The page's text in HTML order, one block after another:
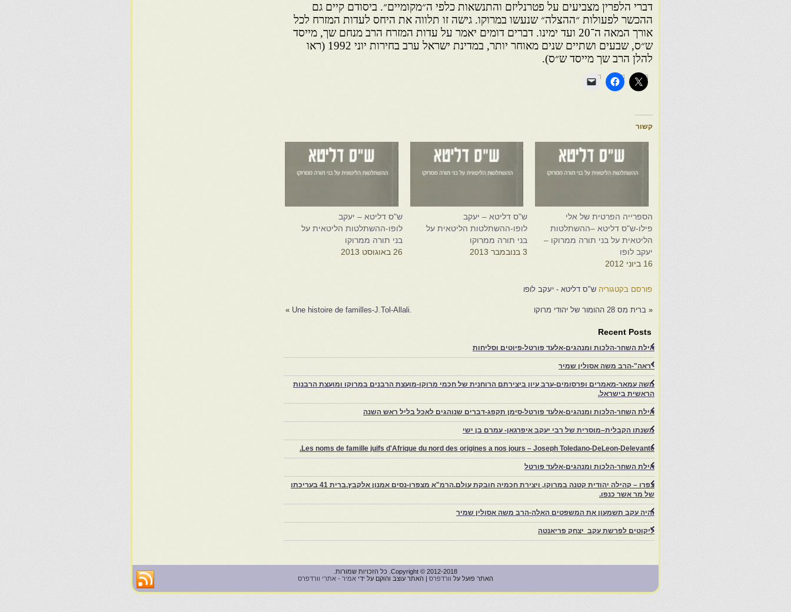
דברי הלפרין מצביעים על פטרנליזם והתנשאות כלפי ה״מקומיים״. ביסודם קיים גם
ההכשר לפעולות ״ההצלה״ שנעשו במרוקו. גישה זו תלווה את היחס לעדות המזרח לכל
אורך המאה ה־20 ועד ימינו. דברים דומים יאמר על עדות המזרח הרב מנחם שך, מייסד
ש״ס, שבעים ושתיים שנים מאוחר יותר, במדינת ישראל ערב בחירות יוני 1992 (ראו
להלן הרב שך מייסד ש״ס).
קשור
הספרייה הפרטית של אלי
פילו-ש"ס דליטא –ההשתלטות
הליטאית על בני תורה ממרוקו –
יעקב לופו
16 ביוני 2012
ש"ס דליטא – יעקב
לופו-ההשתלטות הליטאית על
בני תורה ממרוקו
3 בנובמבר 2013
ש"ס דליטא – יעקב
לופו-ההשתלטות הליטאית על
בני תורה ממרוקו
26 באוגוסט 2013
פורסם בקטגוריה ש"ס דליטא - יעקב לופו
« ברית מס 28 ההומור של יהודי מרוקו .Une histoire de familles-J.Tol-Allali
»
Recent Posts
אילת השחר-הלכות ומנהגים-אלעד פורטל-פיוטים וסליחות
"ראה"-הרב משה אסולין שמיר
משה עמאר-מאמרים ופרסומים-ערב עיון ביצירתם הרוחנית של חכמי מרוקו-מועצת הרבנים במרוקו ומועצת הרבנות
הראשית בישראל.
אילת השחר-הלכות ומנהגים-אלעד פורטל-סימן תקפג-דברים שנוהגים לאכל בליל ראש השנה
משנתו הקבלית–מוסרית של רבי יעקב איפרגאן- עמרם בן ישי
Les noms de famille juifs d'Afrique du nord des origines a nos jours – Joseph Toledano-DeLeon-Delevante.
אילת השחר-הלכות ומנהגים-אלעד פורטל
צפרו – קהילה יהודית קטנה במרוקו, ויצירת חכמיה חובקת עולם.הרמ"א מצפרו-נסים אמנון אלקבץ.ברית 41 בעריכתו
של מר אשר כנפו.
והיה עקב תשמעון את המשפטים האלה-הרב משה אסולין שמיר
ליקוטים לפרשת עקב יצחק פריאנטה
Copyright © 2012-2018. כל הזכויות שמורות.
האתר פועל על וורדפרס | האתר עוצב והוקם על ידי אמיר - אתרי וורדפרס